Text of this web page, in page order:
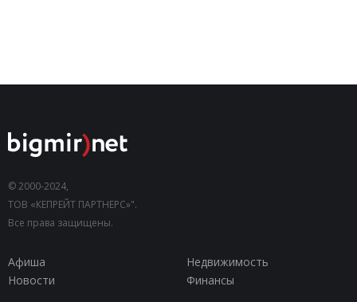
© 2000-2024,
ТОВ «КЕПРЕЙТ ПАРТНЕРС»".
Все права защищены.
Афиша
Недвижимость
Новости
Финансы